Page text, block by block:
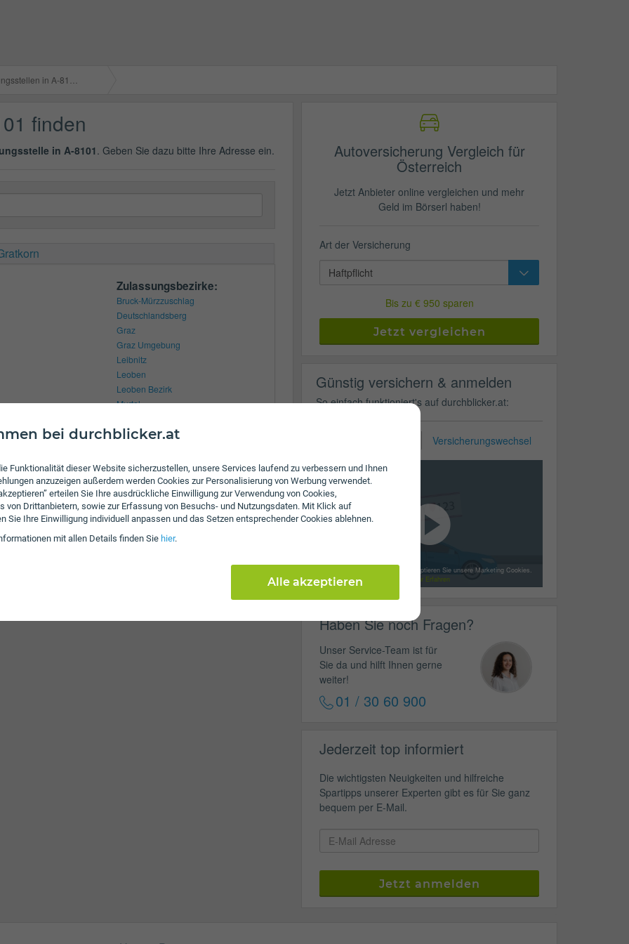
bei durchblicker.at
Funktionalität dieser Website sicherzustellen, unsere Services laufend zu verbessern und Ihnen
anzuzeigen außerdem werden Cookies zur Personalisierung von Werbung verwendet.
erteilen Sie Ihre ausdrückliche Einwilligung zur Verwendung von Cookies,
von Drittanbietern, sowie zur Erfassung von Besuchs- und Nutzungsdaten. Mit Klick auf
Sie Ihre Einwilligung individuell anpassen und das Setzen entsprechender Cookies ablehnen.
mit allen Details finden Sie hier.
Alle akzeptieren
in A-8101
finden
in A-8101 . Geben Sie dazu bitte Ihre Adresse ein.
Zulassungsbezirke:
Bruck-Mürzzuschlag
Deutschlandsberg
Graz
Graz Umgebung
Leibnitz
Leoben
Leoben Bezirk
Murtal
Voitsberg
Autoversicherung Vergleich für
Österreich
Jetzt Anbieter online vergleichen und mehr
Geld im Börserl haben!
Art der Versicherung
Bis zu € 950 sparen
Jetzt vergleichen
Günstig versichern & anmelden
So einfach funktioniert's auf durchblicker.at:
Versicherungswechsel
Mit dem Laden des Videos akzeptieren Sie unsere Marketing Cookies.
Mehr Erfahren
Haben Sie noch Fragen?
Unser Service-Team ist für
Sie da und hilft Ihnen gerne
weiter!
01 / 30 60 900
Jederzeit top informiert
Die wichtigsten Neuigkeiten und hilfreiche
Spartipps unserer Experten gibt es für Sie ganz
bequem per E-Mail.
Jetzt anmelden